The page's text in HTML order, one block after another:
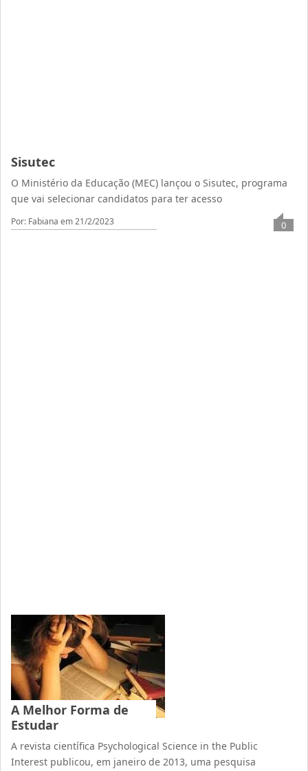
Sisutec
O Ministério da Educação (MEC) lançou o Sisutec, programa
que vai selecionar candidatos para ter acesso
Por: Fabiana em 21/2/2023 0
A Melhor Forma de
Estudar
A revista científica Psychological Science in the Public
Interest publicou, em janeiro de 2013, uma pesquisa